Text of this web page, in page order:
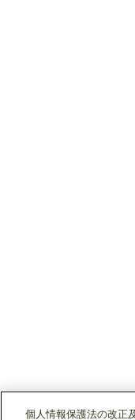
個人情報保護法の改正